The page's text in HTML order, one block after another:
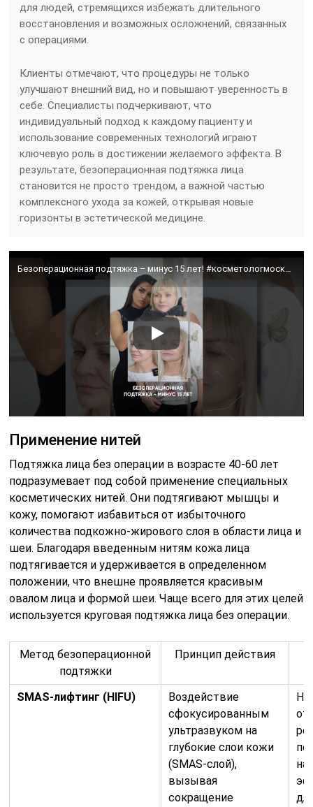
для людей, стремящихся избежать длительного
восстановления и возможных осложнений, связанных
с операциями.
Клиенты отмечают, что процедуры не только
улучшают внешний вид, но и повышают уверенность в
себе. Специалисты подчеркивают, что
индивидуальный подход к каждому пациенту и
использование современных технологий играют
ключевую роль в достижении желаемого эффекта. В
результате, безоперационная подтяжка лица
становится не просто трендом, а важной частью
комплексного ухода за кожей, открывая новые
горизонты в эстетической медицине.
Применение нитей
Подтяжка лица без операции в возрасте 40-60 лет
подразумевает под собой применение специальных
косметических нитей. Они подтягивают мышцы и
кожу, помогают избавиться от избыточного
количества подкожно-жирового слоя в области лица и
шеи. Благодаря введенным нитям кожа лица
подтягивается и удерживается в определенном
положении, что внешне проявляется красивым
овалом лица и формой шеи. Чаще всего для этих целей
используется круговая подтяжка лица без операции.
Метод безоперационной
подтяжки
Принцип действия
SMAS-лифтинг (HIFU)
Воздействие
сфокусированным
ультразвуком на
глубокие слои кожи
(SMAS-слой),
вызывая
сокращение